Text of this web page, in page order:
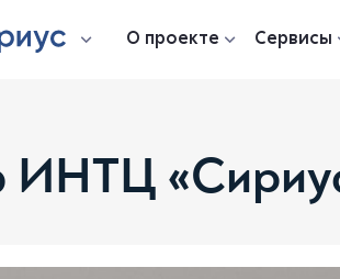
О проекте Сервисы
ИНТЦ